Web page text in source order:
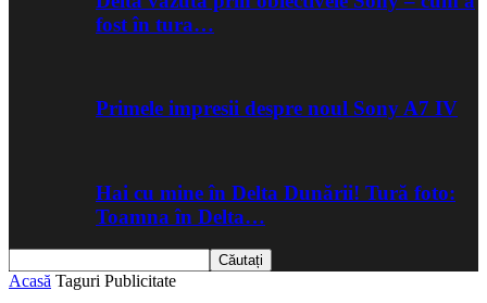
fost în tura…
Primele impresii despre noul Sony A7 IV
Hai cu mine în Delta Dunării! Tură foto:
Toamna în Delta…
Acasă Taguri Publicitate